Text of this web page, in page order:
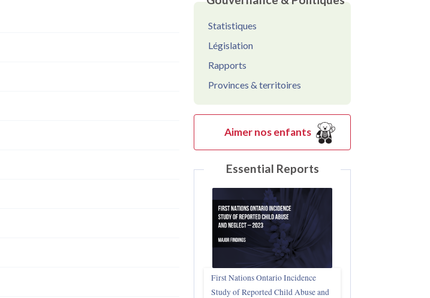
Statistiques
Législation
Rapports
Provinces & territoires
Aimer nos enfants
Essential Reports
First Nations Ontario Incidence
Study of Reported Child Abuse and